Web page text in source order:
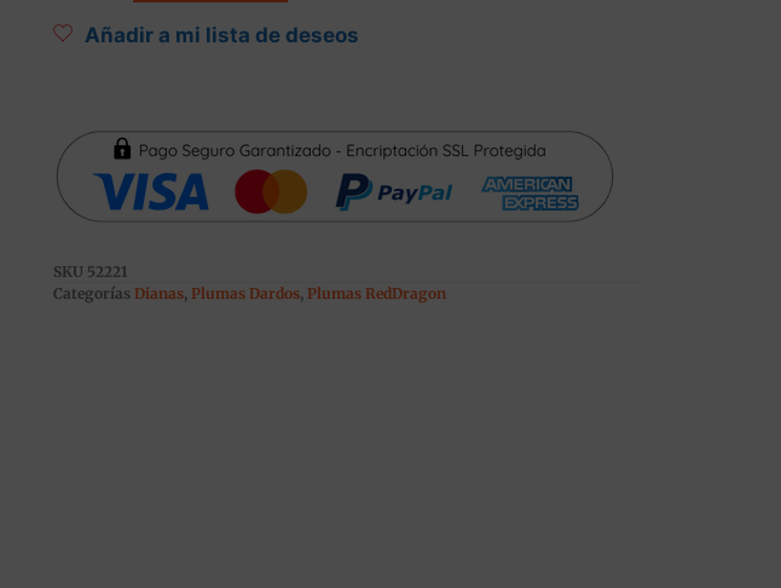
Añadir a mi lista de deseos
SKU 52221
Categorías Dianas, Plumas Dardos, Plumas RedDragon